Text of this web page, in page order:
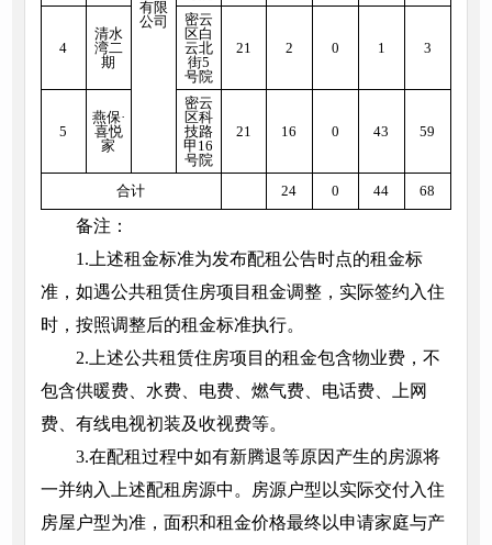
有限
公司
4
清水
湾二
期
密云
区白
云北
街5
号院
21 2 0 1 3
5
燕保·
喜悦
家
密云
区科
技路
甲16
号院
21 16 0 43 59
合计 24 0 44 68
备注：
1.上述租金标准为发布配租公告时点的租金标
准，如遇公共租赁住房项目租金调整，实际签约入住
时，按照调整后的租金标准执行。
2.上述公共租赁住房项目的租金包含物业费，不
包含供暖费、水费、电费、燃气费、电话费、上网
费、有线电视初装及收视费等。
3.在配租过程中如有新腾退等原因产生的房源将
一并纳入上述配租房源中。房源户型以实际交付入住
房屋户型为准，面积和租金价格最终以申请家庭与产